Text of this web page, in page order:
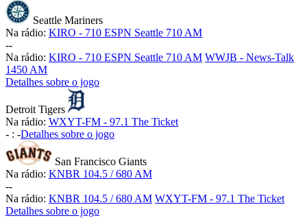
Seattle Mariners
Na rádio: KIRO - 710 ESPN Seattle 710 AM
--
Na rádio: KIRO - 710 ESPN Seattle 710 AM WWJB - News-Talk
1450 AM
Detalhes sobre o jogo
Detroit Tigers
Na rádio: WXYT-FM - 97.1 The Ticket
- : -Detalhes sobre o jogo
San Francisco Giants
Na rádio: KNBR 104.5 / 680 AM
--
Na rádio: KNBR 104.5 / 680 AM WXYT-FM - 97.1 The Ticket
Detalhes sobre o jogo